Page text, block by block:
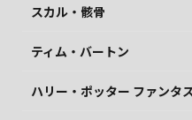
スカル・骸骨
ティム・バートン
ハリー・ポッター ファンタ